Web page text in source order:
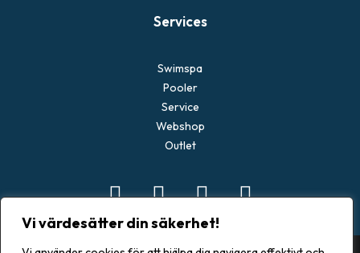
Vi värdesätter din säkerhet!
Services
Swimspa
Pooler
Service
Webshop
Outlet